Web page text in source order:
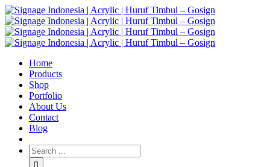
Home
Products
Shop
Portfolio
About Us
Contact
Blog